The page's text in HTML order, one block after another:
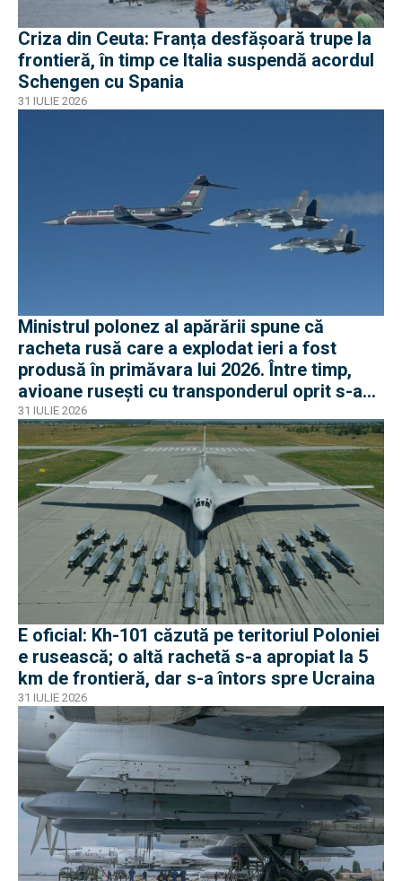
Criza din Ceuta: Franța desfășoară trupe la
frontieră, în timp ce Italia suspendă acordul
Schengen cu Spania
31 IULIE 2026
Ministrul polonez al apărării spune că
racheta rusă care a explodat ieri a fost
produsă în primăvara lui 2026. Între timp,
avioane rusești cu transponderul oprit s-au
apropiat de frontiera Poloniei
31 IULIE 2026
E oficial: Kh-101 căzută pe teritoriul Poloniei
e rusească; o altă rachetă s-a apropiat la 5
km de frontieră, dar s-a întors spre Ucraina
31 IULIE 2026